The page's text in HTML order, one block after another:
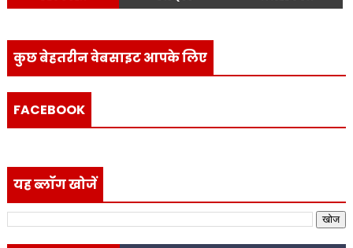
कुछ बेहतरीन वेबसाइट आपके लिए
FACEBOOK
यह ब्लॉग खोजें